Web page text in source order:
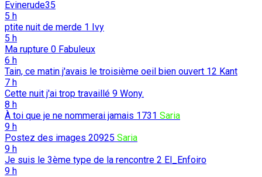
Evinerude35
5 h
ptite nuit de merde 1 Ivy
5 h
Ma rupture 0 Fabuleux
6 h
Tain, ce matin j'avais le troisième oeil bien ouvert 12 Kant
7 h
Cette nuit j'ai trop travaillé 9 Wony.
8 h
À toi que je ne nommerai jamais 1731 Saria
9 h
Postez des images 20925 Saria
9 h
Je suis le 3ème type de la rencontre 2 El_Enfoiro
9 h